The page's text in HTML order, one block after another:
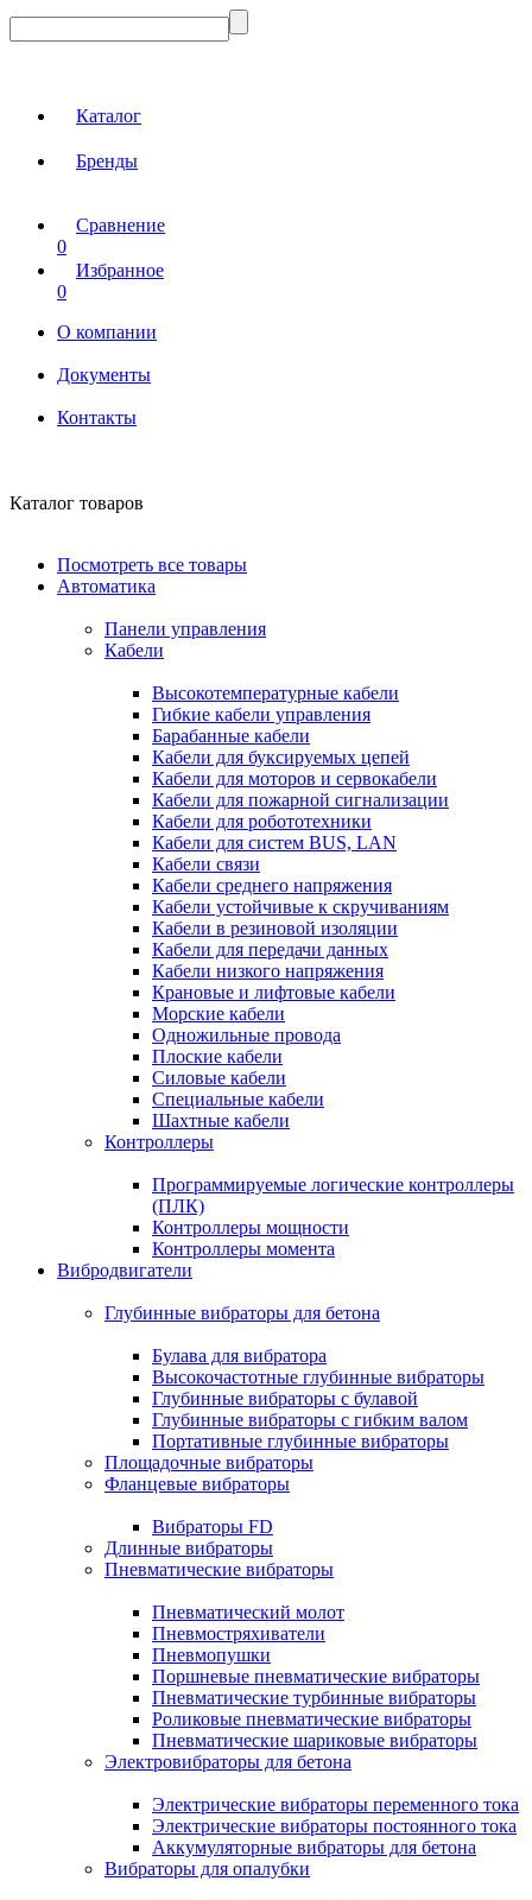
Каталог
Бренды
Сравнение
0
Избранное
0
О компании
Документы
Контакты
Каталог товаров
Посмотреть все товары
Автоматика
Панели управления
Кабели
Высокотемпературные кабели
Гибкие кабели управления
Барабанные кабели
Кабели для буксируемых цепей
Кабели для моторов и сервокабели
Кабели для пожарной сигнализации
Кабели для робототехники
Кабели для систем BUS, LAN
Кабели связи
Кабели среднего напряжения
Кабели устойчивые к скручиваниям
Кабели в резиновой изоляции
Кабели для передачи данных
Кабели низкого напряжения
Крановые и лифтовые кабели
Морские кабели
Одножильные провода
Плоские кабели
Силовые кабели
Специальные кабели
Шахтные кабели
Контроллеры
Программируемые логические контроллеры
(ПЛК)
Контроллеры мощности
Контроллеры момента
Вибродвигатели
Глубинные вибраторы для бетона
Булава для вибратора
Высокочастотные глубинные вибраторы
Глубинные вибраторы с булавой
Глубинные вибраторы с гибким валом
Портативные глубинные вибраторы
Площадочные вибраторы
Фланцевые вибраторы
Вибраторы FD
Длинные вибраторы
Пневматические вибраторы
Пневматический молот
Пневмостряхиватели
Пневмопушки
Поршневые пневматические вибраторы
Пневматические турбинные вибраторы
Роликовые пневматические вибраторы
Пневматические шариковые вибраторы
Электровибраторы для бетона
Электрические вибраторы переменного тока
Электрические вибраторы постоянного тока
Аккумуляторные вибраторы для бетона
Вибраторы для опалубки